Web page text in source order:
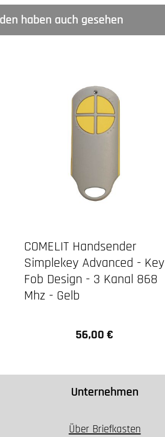
haben auch gesehen
COMELIT Handsender
Simplekey Advanced - Key
Fob Design - 3 Kanal 868
Mhz - Gelb
Regulärer Preis:
56,00 €
Unternehmen
Über Briefkasten